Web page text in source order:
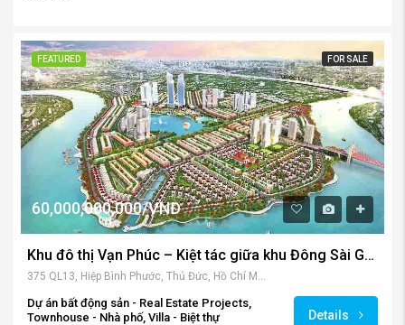
FEATURED FOR SALE
60,000,000,000/VNĐ
Khu đô thị Vạn Phúc – Kiệt tác giữa khu Đông Sài Gòn
375 QL13, Hiệp Bình Phước, Thủ Đức, Hồ Chí Minh 700000, Vietnam
Dự án bất động sản - Real Estate Projects,
Townhouse - Nhà phố, Villa - Biệt thự
Details